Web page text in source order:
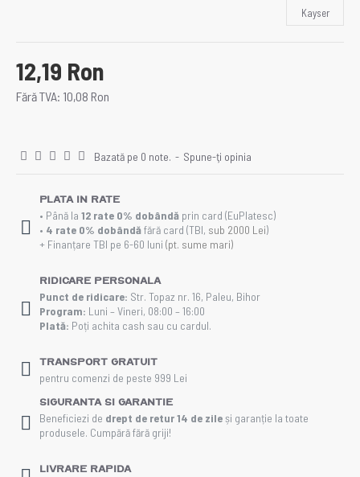
Bazată pe 0 note. - Spune-ţi opinia
12,19 Ron
Fără TVA: 10,08 Ron
Kayser
Plata in rate
• Până la 12 rate 0% dobândă prin card (EuPlatesc)
• 4 rate 0% dobândăfără card (TBI, sub 2000 Lei)
+ Finanțare TBI pe 6-60 luni (pt. sume mari)
Ridicare personala
Punct de ridicare: Str. Topaz nr. 16, Paleu, Bihor
Program: Luni – Vineri, 08:00 – 16:00
Plată: Poți achita cash sau cu cardul.
Transport gratuit
pentru comenzi de peste 999 Lei
Siguranta si Garantie
Beneficiezi de drept de retur 14 de zileși garanție la toate
produsele. Cumpără fără griji!
Livrare rapida